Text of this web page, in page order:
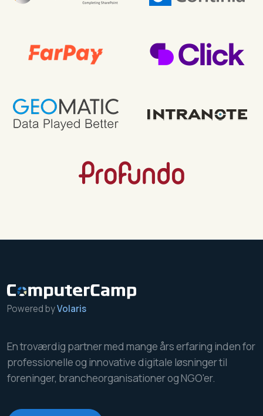
Powered byVolaris
En troværdig partner med mange års erfaring inden for
professionelle og innovative digitale løsninger til
foreninger, brancheorganisationer og NGO'er.